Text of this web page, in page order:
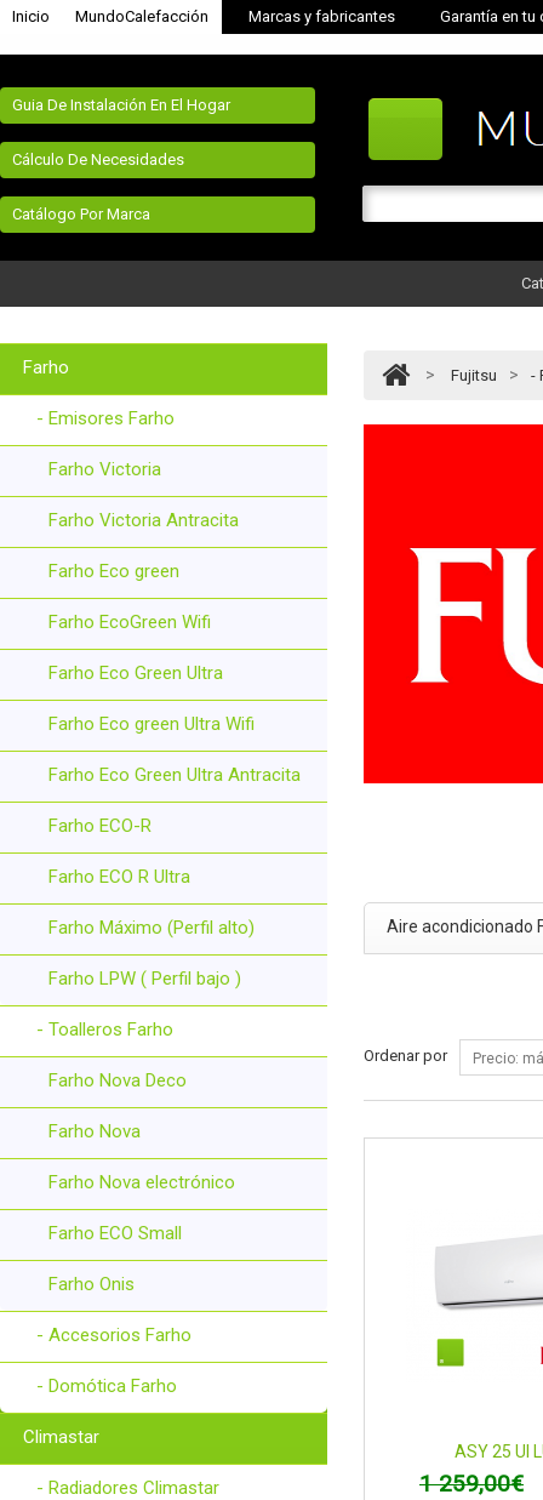
Inicio MundoCalefacción Marcas y fabricantes Garantía en tu
Guia De Instalación En El Hogar
Cálculo De Necesidades
Catálogo Por Marca
Farho
- Emisores Farho
Farho Victoria
Farho Victoria Antracita
Farho Eco green
Farho EcoGreen Wifi
Farho Eco Green Ultra
Farho Eco green Ultra Wifi
Farho Eco Green Ultra Antracita
Farho ECO-R
Farho ECO R Ultra
Farho Máximo (Perfil alto)
Farho LPW ( Perfil bajo )
- Toalleros Farho
Farho Nova Deco
Farho Nova
Farho Nova electrónico
Farho ECO Small
Farho Onis
- Accesorios Farho
- Domótica Farho
Climastar
- Radiadores Climastar
> Fujitsu > -
Aire acondicionado
Ordenar por
ASY 25 UI
1 259,00€